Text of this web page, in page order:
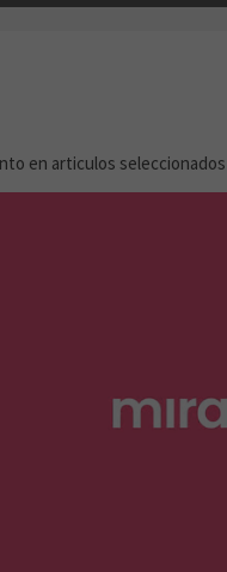
en articulos seleccionados